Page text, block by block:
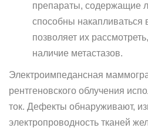
препараты, содержащие
способны накапливаться
позволяет их
наличие метастазов.
Электроимпедансная
рентгеновского облучения
ток. Дефекты обнаруживают,
электропроводность тканей